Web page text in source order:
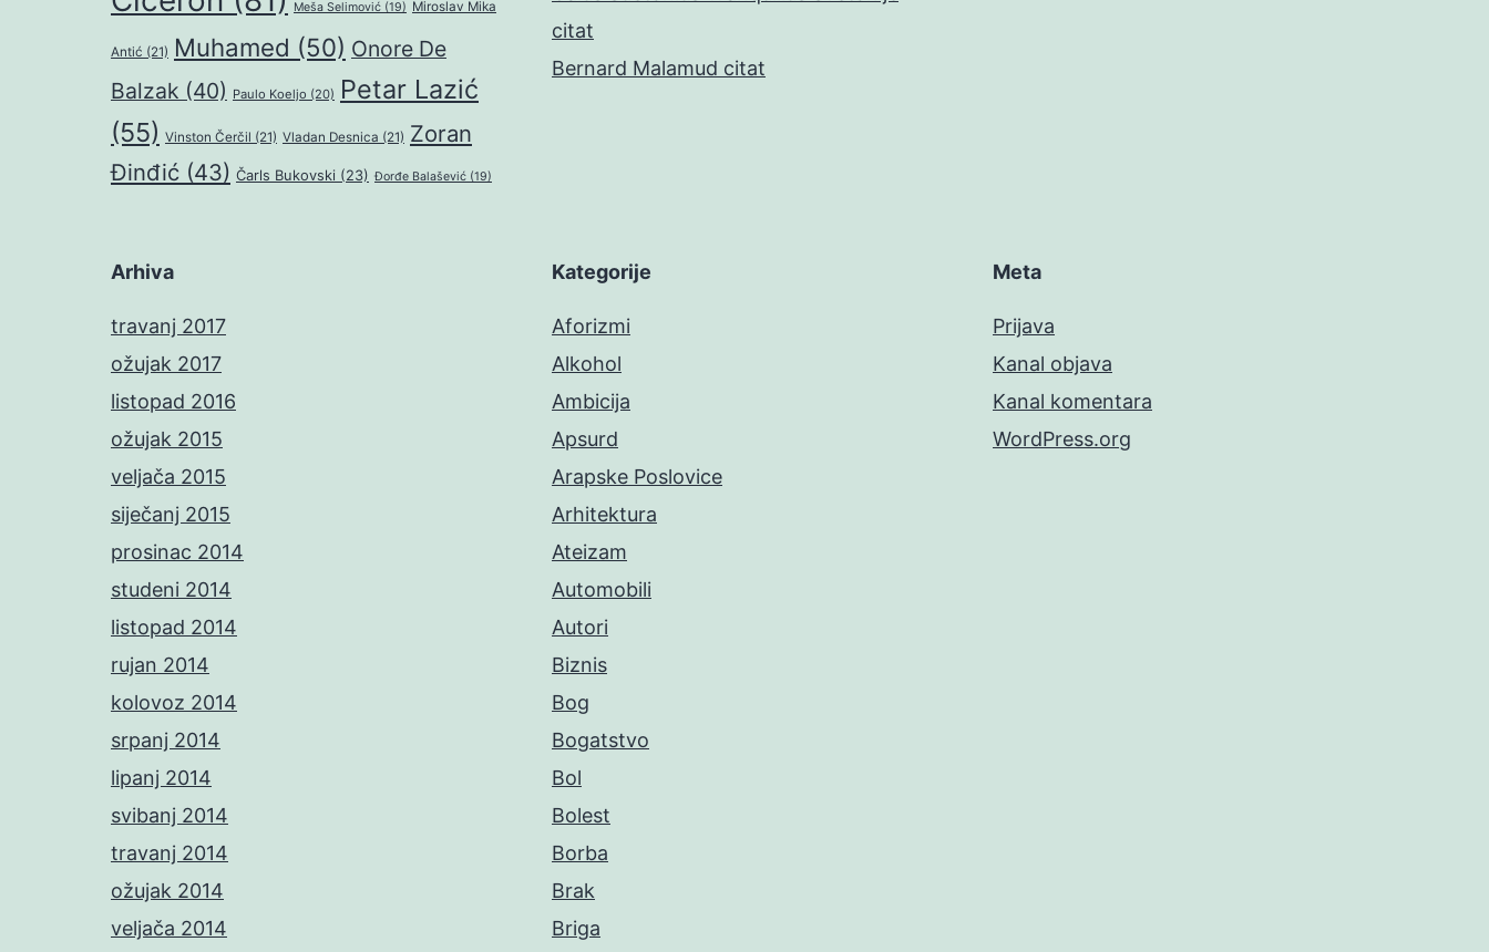
Meša Selimović (19) Miroslav Mika
Antić (21) Muhamed (50) Onore De
Balzak (40) Paulo Koeljo (20) Petar Lazić
(55) Vinston Čerčil (21) Vladan Desnica (21) Zoran
Đinđić (43) Čarls Bukovski (23) Đorđe Balašević (19)
citat
Bernard Malamud citat
Arhiva
travanj 2017
ožujak 2017
listopad 2016
ožujak 2015
veljača 2015
siječanj 2015
prosinac 2014
studeni 2014
listopad 2014
rujan 2014
kolovoz 2014
srpanj 2014
lipanj 2014
svibanj 2014
travanj 2014
ožujak 2014
veljača 2014
Kategorije
Aforizmi
Alkohol
Ambicija
Apsurd
Arapske Poslovice
Arhitektura
Ateizam
Automobili
Autori
Biznis
Bog
Bogatstvo
Bol
Bolest
Borba
Brak
Briga
Meta
Prijava
Kanal objava
Kanal komentara
WordPress.org